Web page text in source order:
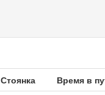
Стоянка Время в